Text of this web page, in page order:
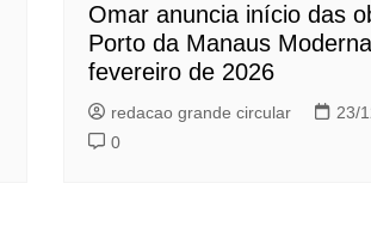
Omar anuncia início das
Porto da Manaus
fevereiro de 2026
redacao grande circular
23/
0